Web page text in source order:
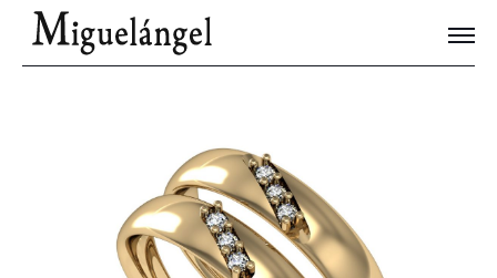
Joyas Únicas
Blog
Contacto